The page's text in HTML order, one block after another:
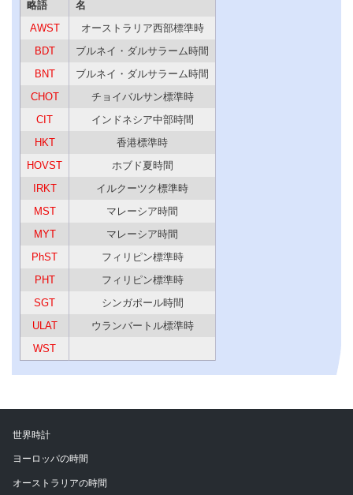
略語
名
AWST
オーストラリア西部標準時
BDT
ブルネイ・ダルサラーム時間
BNT
ブルネイ・ダルサラーム時間
CHOT
チョイバルサン標準時
CIT
インドネシア中部時間
HKT
香港標準時
HOVST
ホブド夏時間
IRKT
イルクーツク標準時
MST
マレーシア時間
MYT
マレーシア時間
PhST
フィリピン標準時
PHT
フィリピン標準時
SGT
シンガポール時間
ULAT
ウランバートル標準時
WST
世界時計
ヨーロッパの時間
オーストラリアの時間